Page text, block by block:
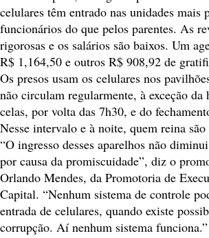
celulares têm entrado nas unidades mais
funcionários do que pelos parentes. As
rigorosas e os salários são baixos. Um
R$ 1,164,50 e outros R$ 908,92 de
Os presos usam os celulares nos
não circulam regularmente, à exceção da
celas, por volta das 7h30, e do
Nesse intervalo e à noite, quem reina
“O ingresso desses aparelhos não
por causa da promiscuidade”, diz o
Orlando Mendes, da Promotoria de
Capital. “Nenhum sistema de controle
entrada de celulares, quando existe
corrupção. Aí nenhum sistema funciona.”